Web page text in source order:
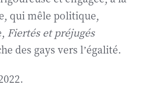
qui mêle politique,
Fiertés et préjugés
des gays vers l’égalité.